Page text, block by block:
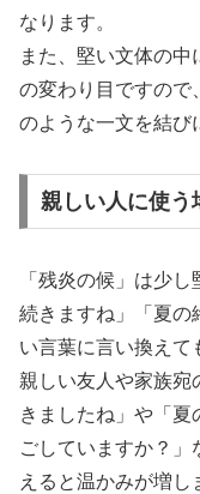
なります。
また、堅い文体の
の変わり目ですので
のような一文を結び
親しい人に使う
「残炎の候」は少
続きますね」「夏の
い言葉に言い換えて
親しい友人や家族宛
きましたね」や「夏
ごしていますか？」
えると温かみが増し